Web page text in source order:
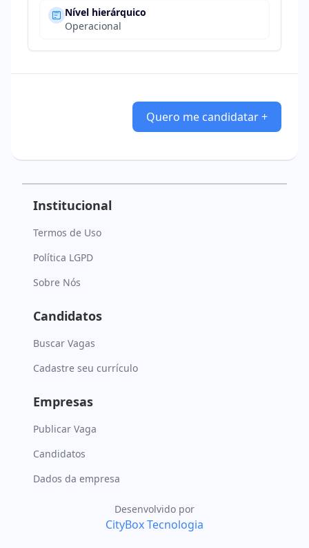
Nível hierárquico
Operacional
Quero me candidatar +
Institucional
Termos de Uso
Política LGPD
Sobre Nós
Candidatos
Buscar Vagas
Cadastre seu currículo
Empresas
Publicar Vaga
Candidatos
Dados da empresa
Desenvolvido por
CityBox Tecnologia